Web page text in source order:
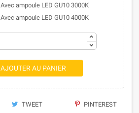
Avec ampoule LED GU10 3000K
Avec ampoule LED GU10 4000K
AJOUTER AU PANIER
TWEET PINTEREST